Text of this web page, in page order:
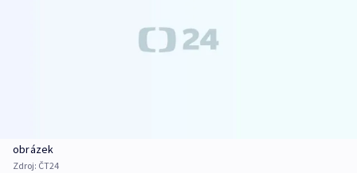
obrázek
Zdroj: ČT24